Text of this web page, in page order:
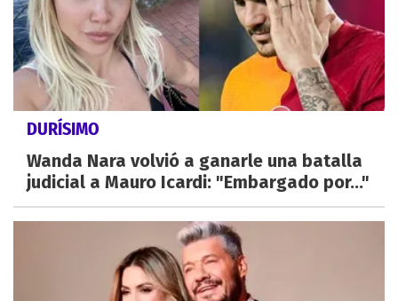
DURÍSIMO
Wanda Nara volvió a ganarle una batalla
judicial a Mauro Icardi: "Embargado por..."